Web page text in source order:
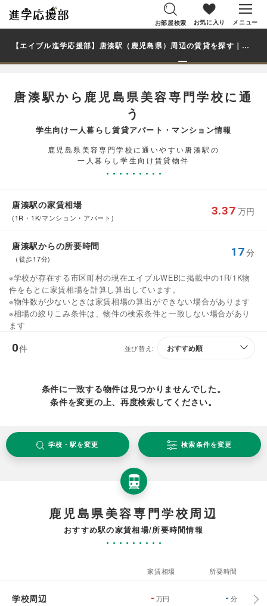
お部屋検索 お気に入り メニュー
【エイブル進学応援部】唐湊駅（鹿児島県）周辺の賃貸を探す｜鹿児島県美容専門学校学生・大学生の一人暮らし向け賃貸マンション・アパート
唐湊駅から鹿児島県美容専門学校に通
う
学生向け一人暮らし賃貸アパート・マンション情報
鹿児島県美容専門学校に通いやすい唐湊駅の
一人暮らし学生向け賃貸物件
唐湊駅の家賃相場
(1R・1K/マンション・アパート)
3.37 万円
唐湊駅からの所要時間
（徒歩17分)
17分
※学校が存在する市区町村の現在エイブルWEBに掲載中の1R/1K物
件をもとに家賃相場を計算し算出しています。
※物件数が少ないときは家賃相場の算出ができない場合があります
※相場の絞りこみ条件は、物件の検索条件と一致しない場合があり
ます
0件 並び替え:
条件に一致する物件は見つかりませんでした。
条件を変更の上、再度検索してください。
学校・駅を変更 検索条件を変更
鹿児島県美容専門学校周辺
おすすめ駅の家賃相場/所要時間情報
家賃相場 所要時間
学校周辺 - 万円 - 分